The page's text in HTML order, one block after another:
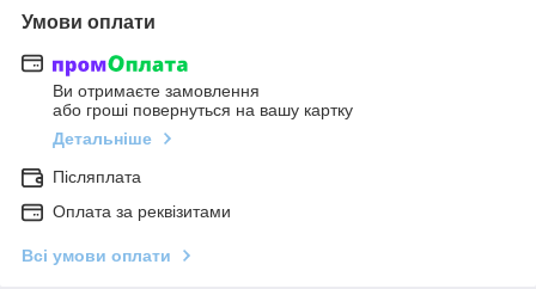
Умови оплати
Ви отримаєте замовлення
або гроші повернуться на вашу картку
Детальніше
Післяплата
Оплата за реквізитами
Всі умови оплати